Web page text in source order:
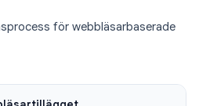
för webbläsarbaserade